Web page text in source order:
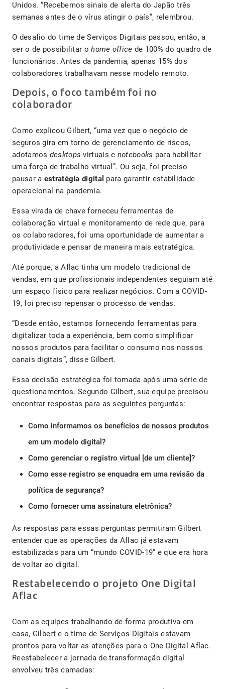
Unidos. “Recebemos sinais de alerta do Japão três
semanas antes de o vírus atingir o país”, relembrou.
O desafio do time de Serviços Digitais passou, então, a
ser o de possibilitar ohome office de 100% do quadro de
funcionários. Antes da pandemia, apenas 15% dos
colaboradores trabalhavam nesse modelo remoto.
Depois, o foco também foi no
colaborador
Como explicou Gilbert, “uma vez que o negócio de
seguros gira em torno de gerenciamento de riscos,
adotamos desktops virtuais e notebooks para habilitar
uma força de trabalho virtual”. Ou seja, foi preciso
pausar a estratégia digital para garantir estabilidade
operacional na pandemia.
Essa virada de chave forneceu ferramentas de
colaboração virtual e monitoramento de rede que, para
os colaboradores, foi uma oportunidade de aumentar a
produtividade e pensar de maneira mais estratégica.
Até porque, a Aflac tinha um modelo tradicional de
vendas, em que profissionais independentes seguiam até
um espaço físico para realizar negócios. Com a COVID-
19, foi preciso repensar o processo de vendas.
“Desde então, estamos fornecendo ferramentas para
digitalizar toda a experiência, bem como simplificar
nossos produtos para facilitar o consumo nos nossos
canais digitais”, disse Gilbert.
Essa decisão estratégica foi tomada após uma série de
questionamentos. Segundo Gilbert, sua equipe precisou
encontrar respostas para as seguintes perguntas:
Como informamos os benefícios de nossos produtos
em um modelo digital?
Como gerenciar o registro virtual [de um cliente]?
Como esse registro se enquadra em uma revisão da
política de segurança?
Como fornecer uma assinatura eletrônica?
As respostas para essas perguntas permitiram Gilbert
entender que as operações da Aflac já estavam
estabilizadas para um “mundo COVID-19” e que era hora
de voltar ao digital.
Restabelecendo o projeto One Digital
Aflac
Com as equipes trabalhando de forma produtiva em
casa, Gilbert e o time de Serviços Digitais estavam
prontos para voltar as atenções para o One Digital Aflac.
Reestabelecer a jornada de transformação digital
envolveu três camadas: